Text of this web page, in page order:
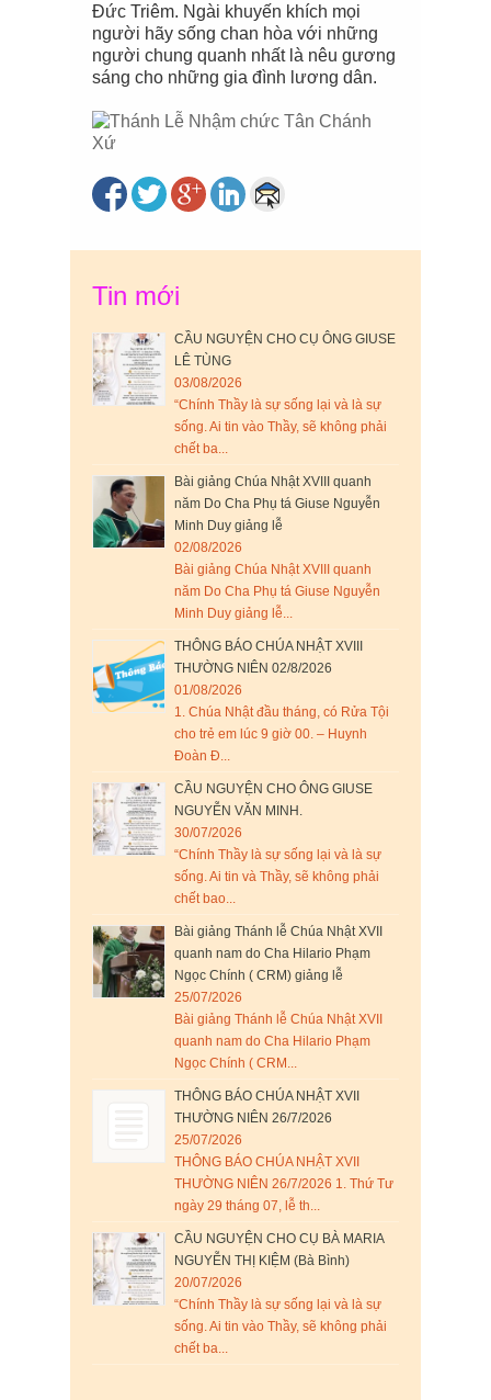
Đức Triêm. Ngài khuyến khích mọi
người hãy sống chan hòa với những
người chung quanh nhất là nêu gương
sáng cho những gia đình lương dân.
Tin mới
CẦU NGUYỆN CHO CỤ ÔNG GIUSE
LÊ TÙNG
03/08/2026
“Chính Thầy là sự sống lại và là sự
sống. Ai tin vào Thầy, sẽ không phải
chết ba...
Bài giảng Chúa Nhật XVIII quanh
năm Do Cha Phụ tá Giuse Nguyễn
Minh Duy giảng lễ
02/08/2026
Bài giảng Chúa Nhật XVIII quanh
năm Do Cha Phụ tá Giuse Nguyễn
Minh Duy giảng lễ...
THÔNG BÁO CHÚA NHẬT XVIII
THƯỜNG NIÊN 02/8/2026
01/08/2026
1. Chúa Nhật đầu tháng, có Rửa Tội
cho trẻ em lúc 9 giờ 00. – Huynh
Đoàn Đ...
CẦU NGUYỆN CHO ÔNG GIUSE
NGUYỄN VĂN MINH.
30/07/2026
“Chính Thầy là sự sống lại và là sự
sống. Ai tin và Thầy, sẽ không phải
chết bao...
Bài giảng Thánh lễ Chúa Nhật XVII
quanh nam do Cha Hilario Phạm
Ngọc Chính ( CRM) giảng lễ
25/07/2026
Bài giảng Thánh lễ Chúa Nhật XVII
quanh nam do Cha Hilario Phạm
Ngọc Chính ( CRM...
THÔNG BÁO CHÚA NHẬT XVII
THƯỜNG NIÊN 26/7/2026
25/07/2026
THÔNG BÁO CHÚA NHẬT XVII
THƯỜNG NIÊN 26/7/2026 1. Thứ Tư
ngày 29 tháng 07, lễ th...
CẦU NGUYỆN CHO CỤ BÀ MARIA
NGUYỄN THỊ KIỆM (Bà Bình)
20/07/2026
“Chính Thầy là sự sống lại và là sự
sống. Ai tin vào Thầy, sẽ không phải
chết ba...